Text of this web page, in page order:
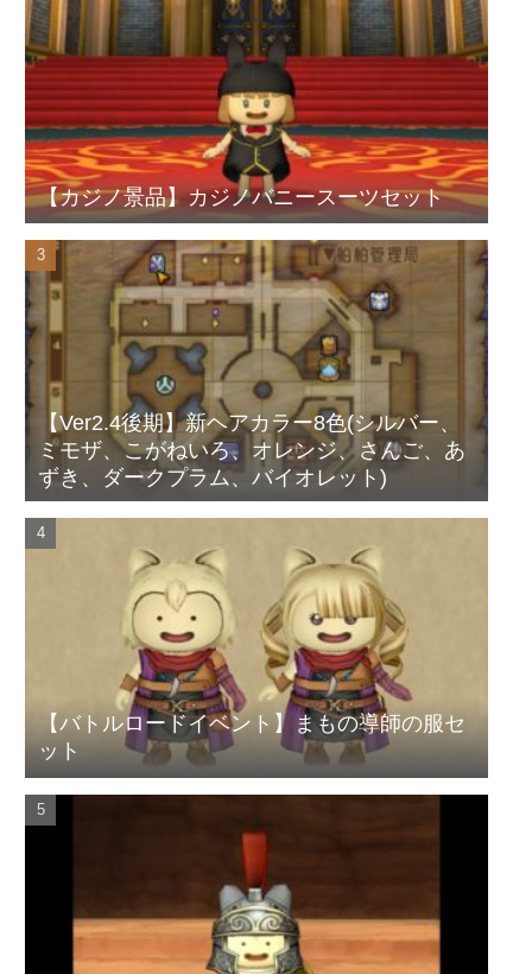
【カジノ景品】カジノバニースーツセット
【Ver2.4後期】新ヘアカラー8色(シルバー、
ミモザ、こがねいろ、オレンジ、さんご、あ
ずき、ダークプラム、バイオレット)
【バトルロードイベント】まもの導師の服セ
ット